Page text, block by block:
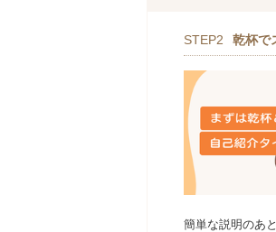
STEP2 乾杯で
簡単な説明のあ